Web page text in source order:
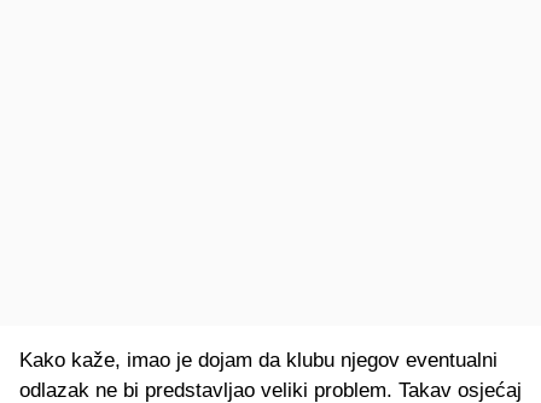
Kako kaže, imao je dojam da klubu njegov eventualni
odlazak ne bi predstavljao veliki problem. Takav osjećaj